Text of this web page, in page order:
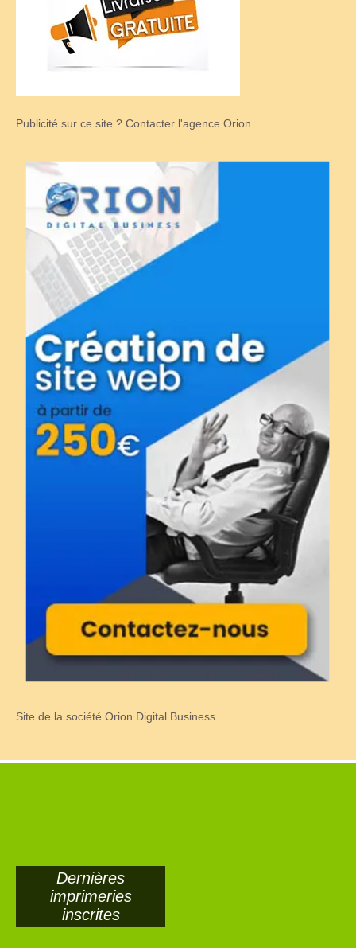
Publicité sur ce site ? Contacter l'agence Orion
Site de la société Orion Digital Business
Dernières
imprimeries
inscrites